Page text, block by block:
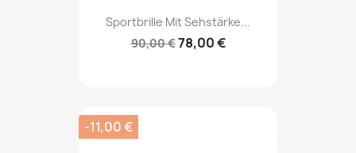
Sportbrille Mit Sehstärke...
90,00 €78,00 €
-11,00 €